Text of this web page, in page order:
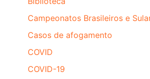
Campeonatos Brasileiros e
Casos de afogamento
COVID
COVID-19